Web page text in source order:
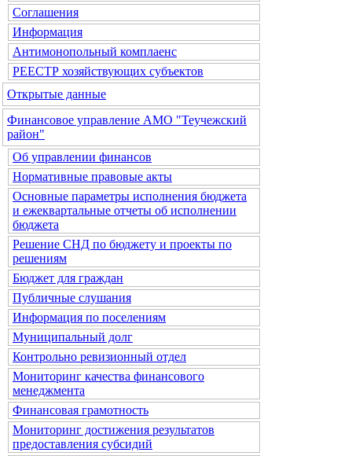
Соглашения
Информация
Антимонопольный комплаенс
РЕЕСТР хозяйствующих субъектов
Открытые данные
Финансовое управление АМО "Теучежский
район"
Об управлении финансов
Нормативные правовые акты
Основные параметры исполнения бюджета
и ежеквартальные отчеты об исполнении
бюджета
Решение СНД по бюджету и проекты по
решениям
Бюджет для граждан
Публичные слушания
Информация по поселениям
Муниципальный долг
Контрольно ревизионный отдел
Мониторинг качества финансового
менеджмента
Финансовая грамотность
Мониторинг достижения результатов
предоставления субсидий